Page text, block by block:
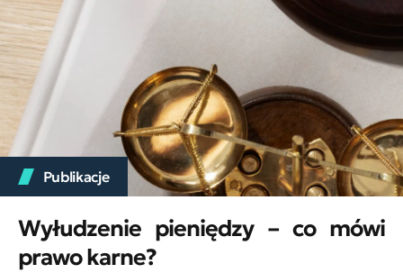
Publikacje
Wyłudzenie pieniędzy – co mówi
prawo karne?